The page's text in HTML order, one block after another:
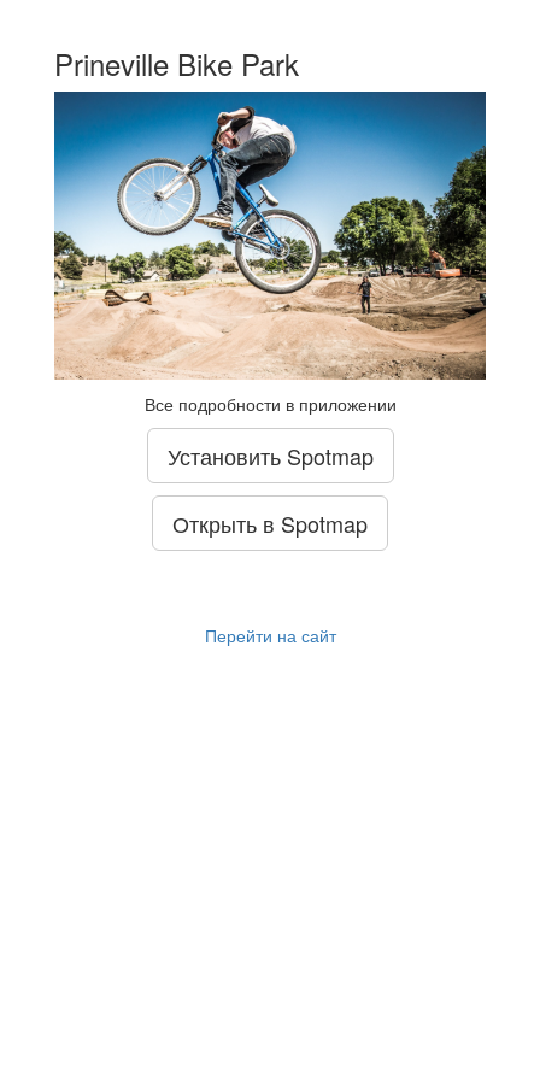
Prineville Bike Park
Все подробности в приложении
Установить Spotmap
Открыть в Spotmap
Перейти на сайт